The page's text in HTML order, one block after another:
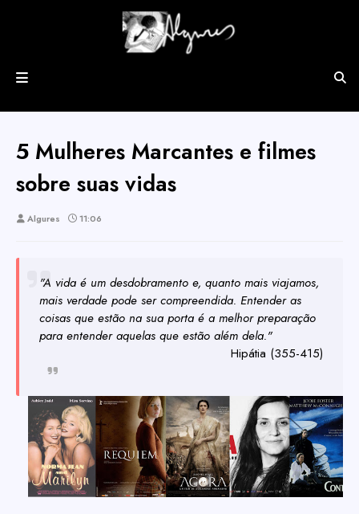
5 Mulheres Marcantes e filmes
sobre suas vidas
Algures 11:06
"A vida é um desdobramento e, quanto mais viajamos,
mais verdade pode ser compreendida. Entender as
coisas que estão na sua porta é a melhor preparação
para entender aquelas que estão além dela."
Hipátia (355-415)